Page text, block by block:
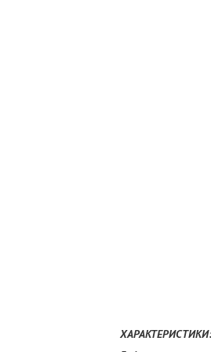
ХАРАКТЕРИСТИКИ: